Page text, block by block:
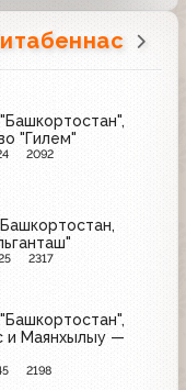
"Гилем"
2092
2317
и Маянхылыу —
2198